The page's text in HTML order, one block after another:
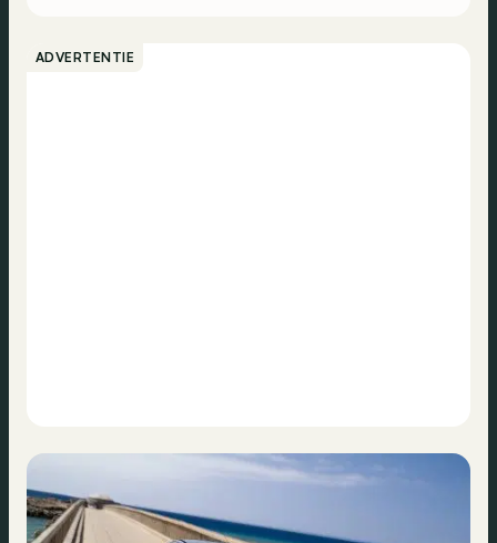
ADVERTENTIE